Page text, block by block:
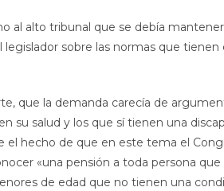
al alto tribunal que se debía
sobre las normas que
que la demanda carecía de
su salud y los que sí tienen una
el hecho de que en este tema el
«una pensión a toda persona
de edad que no tienen una